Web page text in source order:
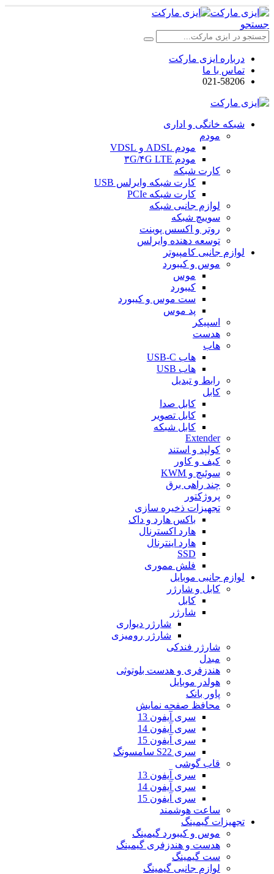
جستجو
درباره ایزی مارکت
تماس با ما
021-58206
شبکه خانگی و اداری
مودم
مودم ADSL و VDSL
مودم ۳G/۴G LTE
کارت شبکه
کارت شبکه وایرلس USB
کارت شبکه PCIe
لوازم جانبی شبکه
سوییچ شبکه
روتر و اکسس پوینت
توسعه دهنده وایرلس
لوازم جانبی کامپیوتر
موس و کیبورد
موس
کیبورد
ست موس و کیبورد
پد موس
اسپیکر
هدست
هاب
هاب USB-C
هاب USB
رابط و تبدیل
کابل
کابل صدا
کابل تصویر
کابل شبکه
Extender
کولپد و استند
کیف و کاور
سوئیچ و KWM
چند راهی برق
پروژکتور
تجهیزات ذخیره سازی
باکس هارد و داک
هارد اکسترنال
هارد اینترنال
SSD
فلش مموری
لوازم جانبی موبایل
کابل و شارژر
کابل
شارژر
شارژر دیواری
شارژر رومیزی
شارژر فندکی
مبدل
هندزفری و هدست بلوتوثی
هولدر موبایل
پاور بانک
محافظ صفحه نمایش
سری آیفون 13
سری آیفون 14
سری آیفون 15
سری S22 سامسونگ
قاب گوشی
سری آیفون 13
سری آیفون 14
سری آیفون 15
ساعت هوشمند
تجهیزات گیمینگ
موس و کیبورد گیمینگ
هدست و هندزفری گیمینگ
ست گیمینگ
لوازم جانبی گیمینگ